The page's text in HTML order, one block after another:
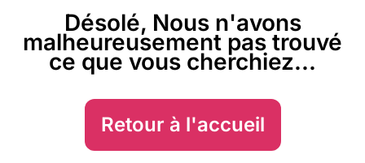
Désolé, Nous n'avons
malheureusement pas trouvé
ce que vous cherchiez...
Retour à l'accueil